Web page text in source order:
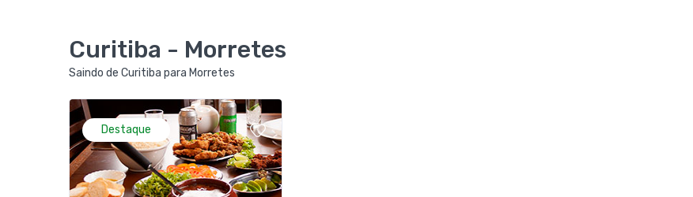
Curitiba - Morretes
Saindo de Curitiba para Morretes
Destaque